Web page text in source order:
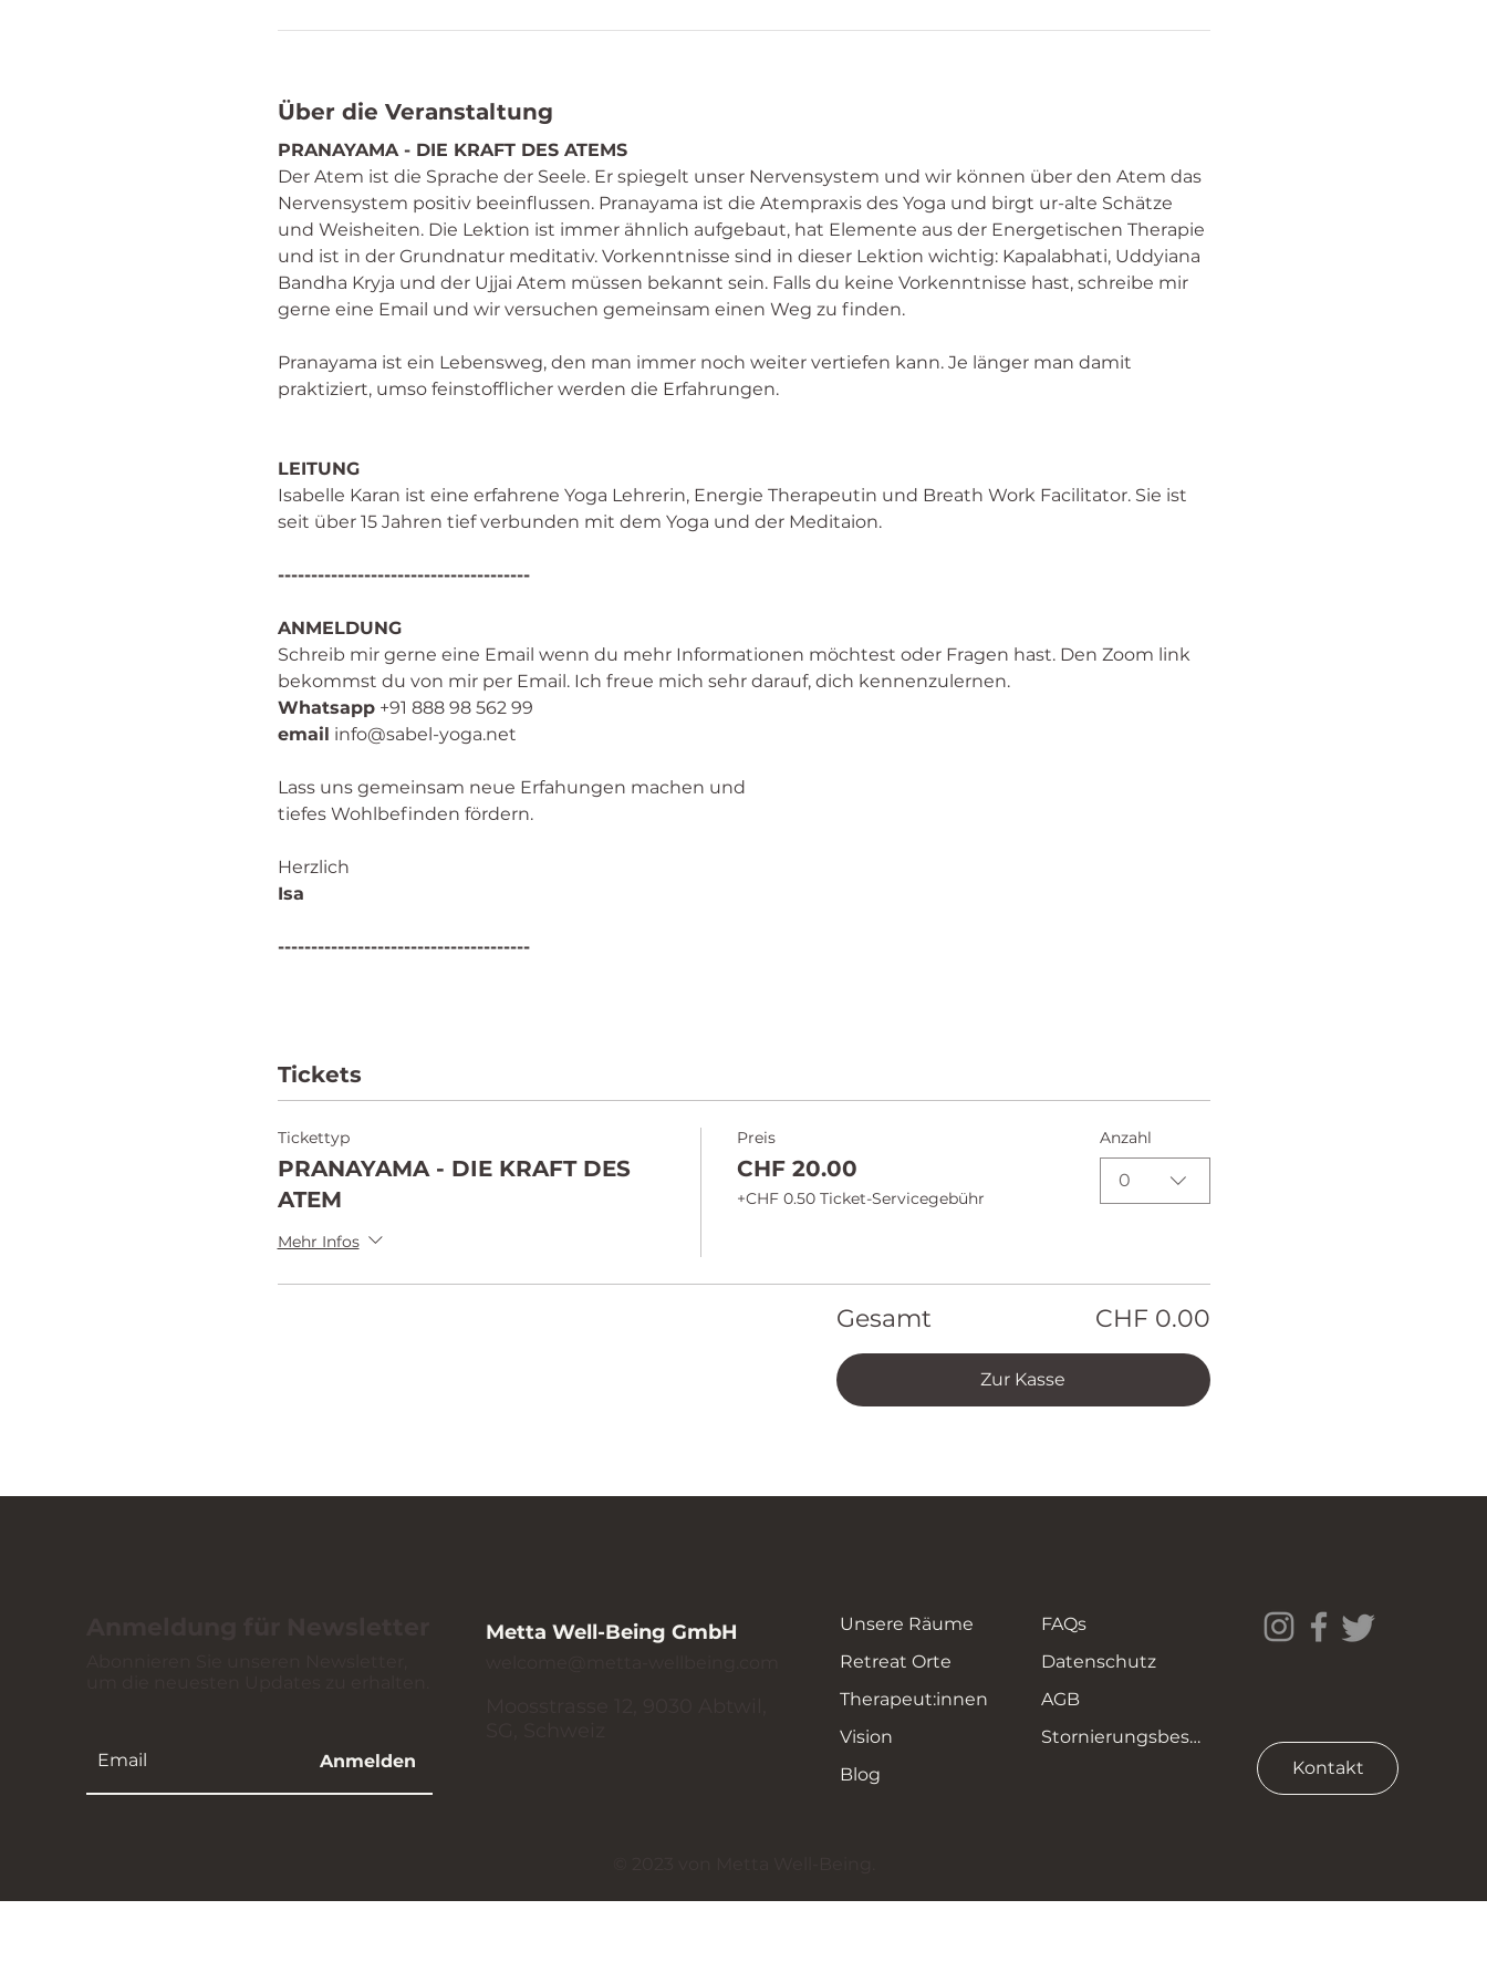
Über die Veranstaltung
PRANAYAMA - DIE KRAFT DES ATEMS
Der Atem ist die Sprache der Seele. Er spiegelt unser Nervensystem und wir können über den Atem das
Nervensystem positiv beeinflussen. Pranayama ist die Atempraxis des Yoga und birgt ur-alte Schätze
und Weisheiten. Die Lektion ist immer ähnlich aufgebaut, hat Elemente aus der Energetischen Therapie
und ist in der Grundnatur meditativ. Vorkenntnisse sind in dieser Lektion wichtig: Kapalabhati, Uddyiana
Bandha Kryja und der Ujjai Atem müssen bekannt sein. Falls du keine Vorkenntnisse hast, schreibe mir
gerne eine Email und wir versuchen gemeinsam einen Weg zu finden.
Pranayama ist ein Lebensweg, den man immer noch weiter vertiefen kann. Je länger man damit
praktiziert, umso feinstofflicher werden die Erfahrungen.
LEITUNG
Isabelle Karan ist eine erfahrene Yoga Lehrerin, Energie Therapeutin und Breath Work Facilitator. Sie ist
seit über 15 Jahren tief verbunden mit dem Yoga und der Meditaion.
--------------------------------------
ANMELDUNG
Schreib mir gerne eine Email wenn du mehr Informationen möchtest oder Fragen hast. Den Zoom link
bekommst du von mir per Email. Ich freue mich sehr darauf, dich kennenzulernen.
​Whatsapp +91 888 98 562 99
email info@sabel-yoga.net
Lass uns gemeinsam neue Erfahungen machen und
tiefes Wohlbefinden fördern.
Herzlich
Isa
--------------------------------------
Tickets
Tickettyp
PRANAYAMA - DIE KRAFT DES
ATEM
Mehr Infos
Preis
CHF 20.00
+CHF 0.50 Ticket-Servicegebühr
Anzahl
0
Gesamt CHF 0.00
Zur Kasse
Anmelden
Metta Well-Being GmbH
Unsere Räume
Retreat Orte
Therapeut:innen
Vision
Blog
FAQs
Datenschutz
AGB
Stornierungsbestimmungen
Kontakt